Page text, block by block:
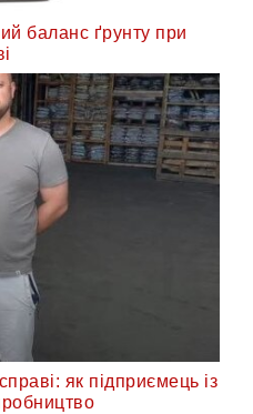
баланс ґрунту при
як підприємець із